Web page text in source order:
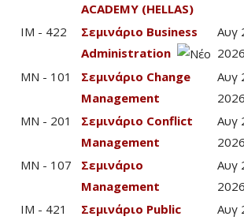
ACADEMY (HELLAS)
IM - 422
Σεμινάριο Business
Administration
Αυγ
2026
MN - 101
Σεμινάριο Change
Management
Αυγ
2026
MN - 201
Σεμινάριο Conflict
Management
Αυγ
2026
MN - 107
Σεμινάριο
Management
Αυγ
2026
IM - 421
Σεμινάριο Public
Αυγ